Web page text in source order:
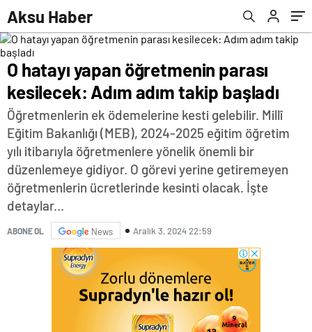
Aksu Haber
O hatayı yapan öğretmenin parası
kesilecek: Adım adım takip başladı
Öğretmenlerin ek ödemelerine kesti gelebilir. Millî
Eğitim Bakanlığı (MEB), 2024-2025 eğitim öğretim
yılı itibarıyla öğretmenlere yönelik önemli bir
düzenlemeye gidiyor. O görevi yerine getiremeyen
öğretmenlerin ücretlerinde kesinti olacak. İşte
detaylar...
ABONE OL News Aralık 3, 2024 22:59